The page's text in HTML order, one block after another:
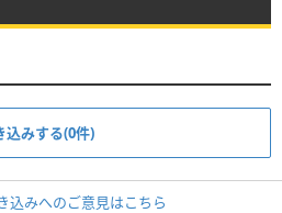
込みする(0件)
込みへのご意見はこちら